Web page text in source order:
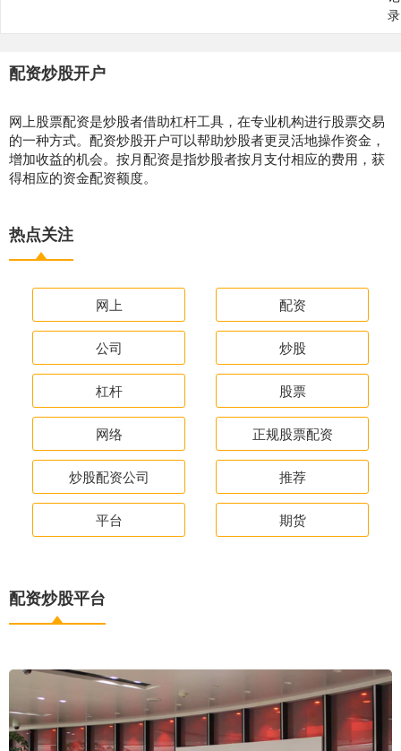
录
配资炒股开户
网上股票配资是炒股者借助杠杆工具，在专业机构进行股票交易
的一种方式。配资炒股开户可以帮助炒股者更灵活地操作资金，
增加收益的机会。按月配资是指炒股者按月支付相应的费用，获
得相应的资金配资额度。
热点关注
网上 配资
公司 炒股
杠杆 股票
网络 正规股票配资
炒股配资公司 推荐
平台 期货
配资炒股平台